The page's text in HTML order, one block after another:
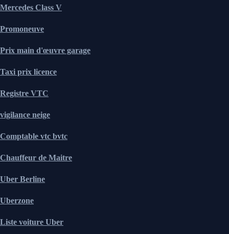
Mercedes Class V
Promoneuve
Prix main d'œuvre garage
Taxi prix licence
Registre VTC
vigilance neige
Comptable vtc bvtc
Chauffeur de Maitre
Uber Berline
Uberzone
Liste voiture Uber